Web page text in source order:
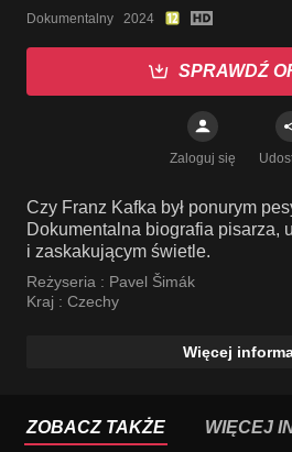
Dokumentalny   2024
SPRAWDŹ
Zaloguj się
Czy Franz Kafka był ponurym
Dokumentalna biografia pisarza,
i zaskakującym świetle.
Reżyseria : Pavel Šimák
Kraj : Czechy
Więcej
ZOBACZ TAKŻE WIĘCEJ